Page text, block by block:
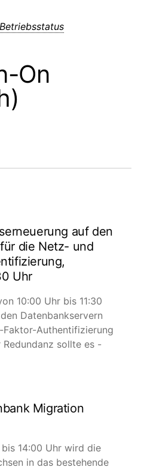
On
auf den
die Netz- und
Uhr
10:00 Uhr bis 11:30
Datenbankservern
Authentifizierung
sollte es -
Migration
14:00 Uhr wird die
in das bestehende